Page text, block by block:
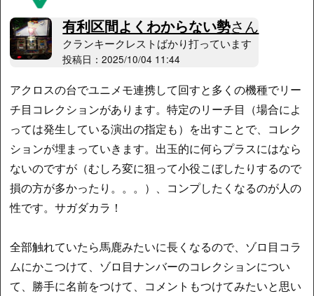
有利区間よくわからない勢さん
クランキークレストばかり打っています
投稿日：2025/10/04 11:44
アクロスの台でユニメモ連携して回すと多くの機種でリー
チ目コレクションがあります。特定のリーチ目（場合によ
っては発生している演出の指定も）を出すことで、コレク
ションが埋まっていきます。出玉的に何らプラスにはなら
ないのですが（むしろ変に狙って小役こぼしたりするので
損の方が多かったり。。。）、コンプしたくなるのが人の
性です。サガダカラ！
全部触れていたら馬鹿みたいに長くなるので、ゾロ目コラ
ムにかこつけて、ゾロ目ナンバーのコレクションについ
て、勝手に名前をつけて、コメントもつけてみたいと思い